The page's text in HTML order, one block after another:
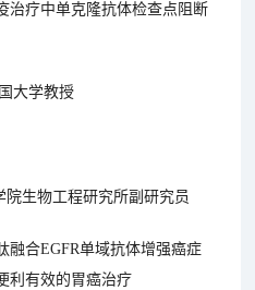
治疗中单克隆抗体检查点阻断
大学教授
生物工程研究所副研究员
融合EGFR单域抗体增强癌症
利有效的胃癌治疗